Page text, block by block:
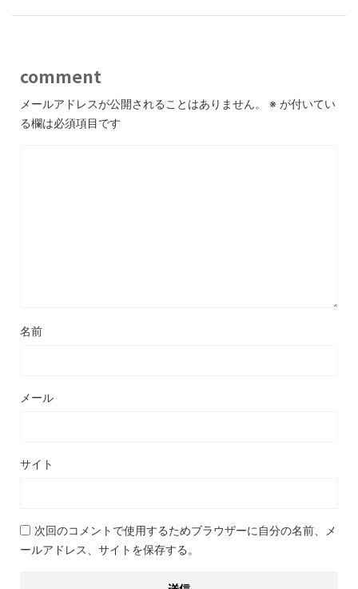
comment
メールアドレスが公開されることはありません。 ※ が付いてい
る欄は必須項目です
名前
メール
サイト
次回のコメントで使用するためブラウザーに自分の名前、メ
ールアドレス、サイトを保存する。